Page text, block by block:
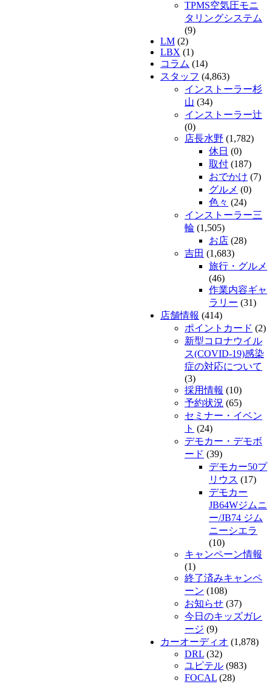
TPMS空気圧モニ
タリングシステム
(9)
LM (2)
LBX (1)
コラム (14)
スタッフ (4,863)
インストーラー杉
山 (34)
インストーラー辻
(0)
店長水野 (1,782)
休日 (0)
取付 (187)
おでかけ (7)
グルメ (0)
色々 (24)
インストーラー三
輪 (1,505)
お店 (28)
吉田 (1,683)
旅行・グルメ
(46)
作業内容ギャ
ラリー (31)
店舗情報 (414)
ポイントカード (2)
新型コロナウイル
ス(COVID-19)感染
症の対応について
(3)
採用情報 (10)
予約状況 (65)
セミナー・イベン
ト (24)
デモカー・デモボ
ード (39)
デモカー50プ
リウス (17)
デモカー
JB64Wジムニ
ー/JB74 ジム
ニーシエラ
(10)
キャンペーン情報
(1)
終了済みキャンペ
ーン (108)
お知らせ (37)
今日のキッズガレ
ージ (9)
カーオーディオ (1,878)
DRL (32)
ユピテル (983)
FOCAL (28)